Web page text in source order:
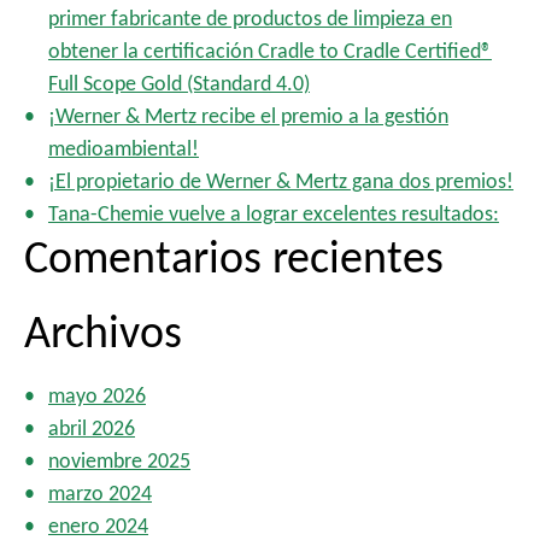
primer fabricante de productos de limpieza en
obtener la certificación Cradle to Cradle Certified®
Full Scope Gold (Standard 4.0)
¡Werner & Mertz recibe el premio a la gestión
medioambiental!
¡El propietario de Werner & Mertz gana dos premios!
Tana-Chemie vuelve a lograr excelentes resultados:
Comentarios recientes
Archivos
mayo 2026
abril 2026
noviembre 2025
marzo 2024
enero 2024